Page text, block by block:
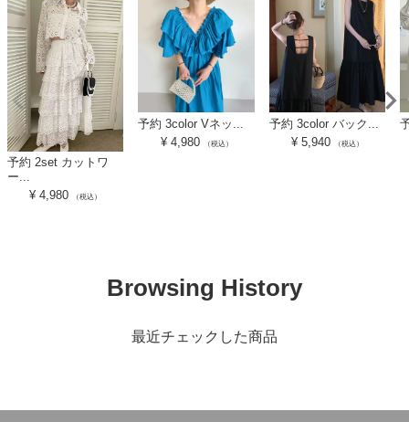
予約 2set カットワ
ー...
¥ 4,980 （税込）
予約 3color Vネッ...
¥ 4,980 （税込）
予約 3color バック...
¥ 5,940 （税込）
Browsing History
最近チェックした商品